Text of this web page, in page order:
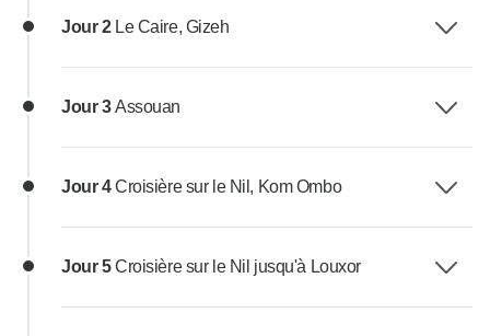
Jour 2 Le Caire, Gizeh
Jour 3Assouan
Jour 4Croisière sur le Nil, Kom Ombo
Jour 5Croisière sur le Nil jusqu'à Louxor